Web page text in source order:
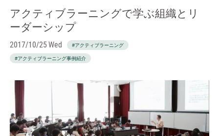
アクティブラーニングで学ぶ組織とリ
ーダーシップ
2017/10/25 Wed #アクティブラーニング
#アクティブラーニング事例紹介